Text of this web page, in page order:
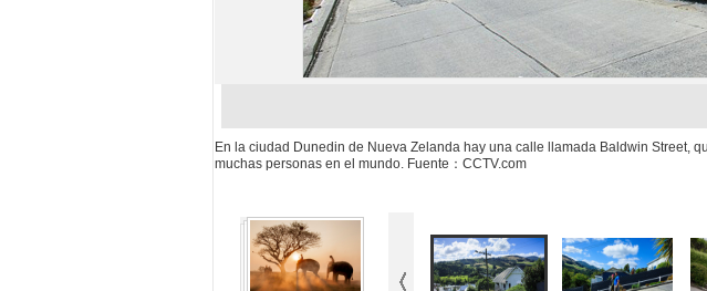
En la ciudad Dunedin de Nueva Zelanda hay una calle llamada Baldwin Street,
muchas personas en el mundo. Fuente：CCTV.com